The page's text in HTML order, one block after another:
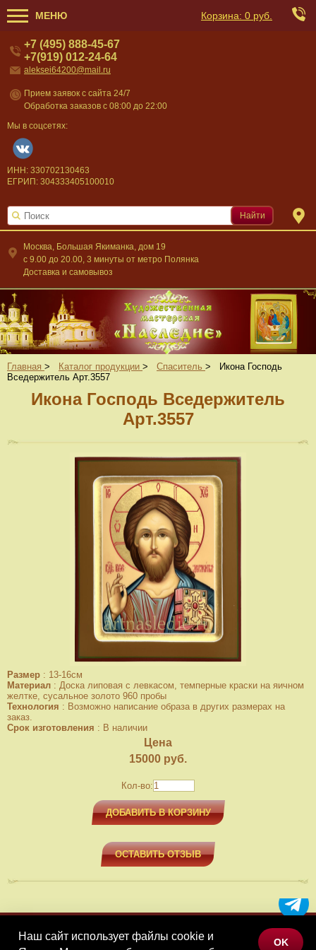
МЕНЮ Корзина: 0 руб.
Москва, Большая Якиманка, дом 19
c 9.00 до 20.00, 3 минуты от метро Полянка
Доставка и самовывоз
+7 (495) 888-45-67
+7(919) 012-24-64
aleksei64200@mail.ru
Прием заявок с сайта 24/7
Обработка заказов с 08:00 до 22:00
Мы в соцсетях:
ИНН: 330702130463
ЕГРИП: 304333405100010
Найти
Главная > Каталог продукции > Спаситель >
Икона Господь
Вседержитель Арт.3557
Икона Господь Вседержитель
Арт.3557
Размер : 13-16см
Материал : Доска липовая с левкасом, темперные краски на яичном
желтке, сусальное золото 960 пробы
Технология : Возможно написание образа в других размерах на
заказ.
Срок изготовления : В наличии
Цена
15000 руб.
Кол-во:
ДОБАВИТЬ В КОРЗИНУ
ОСТАВИТЬ ОТЗЫВ
МЕНЮ
Наш сайт использует файлы cookie и
OK